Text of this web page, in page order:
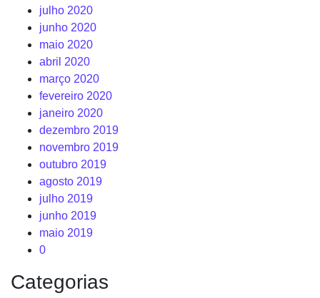
julho 2020
junho 2020
maio 2020
abril 2020
março 2020
fevereiro 2020
janeiro 2020
dezembro 2019
novembro 2019
outubro 2019
agosto 2019
julho 2019
junho 2019
maio 2019
0
Categorias